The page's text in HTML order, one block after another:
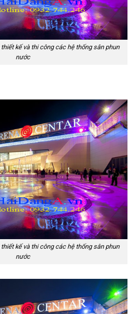
kế và thi công các hệ thống sân phun
nước
kế và thi công các hệ thống sân phun
nước